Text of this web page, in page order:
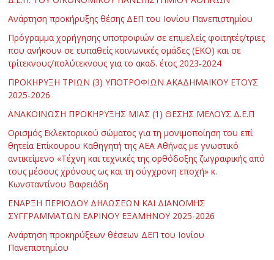
Ανάρτηση προκήρυξης θέσης ΔΕΠ του Ιονίου Πανεπιστημίου
Πρόγραμμα χορήγησης υποτροφιών σε επιμελείς φοιτητές/τριες
που ανήκουν σε ευπαθείς κοινωνικές ομάδες (ΕΚΟ) και σε
τρίτεκνους/πολύτεκνους για το ακαδ. έτος 2023-2024
ΠΡΟΚΗΡΥΞΗ ΤΡΙΩΝ (3) ΥΠΟΤΡΟΦΙΩΝ ΑΚΑΔΗΜΑΪΚΟΥ ΕΤΟΥΣ
2025-2026
ΑΝΑΚΟΙΝΩΣΗ ΠΡΟΚΗΡΥΞΗΣ ΜΙΑΣ (1) ΘΕΣΗΣ ΜΕΛΟΥΣ Δ.Ε.Π
Ορισμός Εκλεκτορικού σώματος για τη μονιμοποίηση του επί
θητεία Επίκουρου Καθηγητή της ΑΕΑ Αθήνας με γνωστικό
αντικείμενο «Τέχνη και τεχνικές της ορθόδοξης ζωγραφικής από
τους μέσους χρόνους ως και τη σύγχρονη εποχή» κ.
Κωνσταντίνου Βαφειάδη
ΕΝΑΡΞΗ ΠΕΡΙΟΔΟΥ ΔΗΛΩΣΕΩΝ ΚΑΙ ΔΙΑΝΟΜΗΣ
ΣΥΓΓΡΑΜΜΑΤΩΝ ΕΑΡΙΝΟΥ ΕΞΑΜΗΝΟΥ 2025-2026
Ανάρτηση προκηρύξεων θέσεων ΔΕΠ του Ιονίου
Πανεπιστημίου